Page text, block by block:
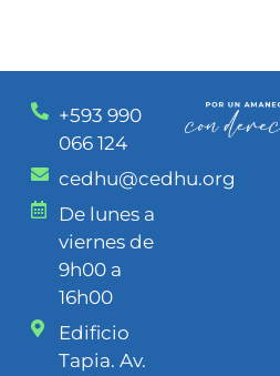
+593 990
066 124
cedhu@cedhu.org
De lunes a
viernes de
9h00 a
16h00
Edificio
Tapia. Av.